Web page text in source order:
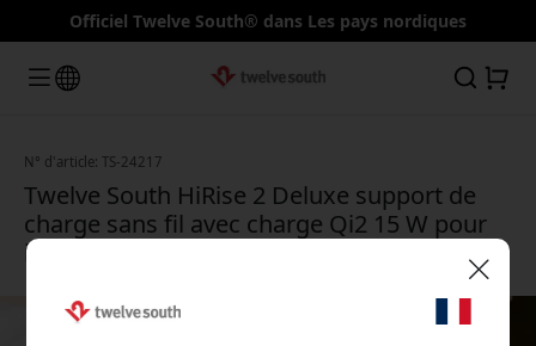
Officiel Twelve South® dans Les pays nordiques
N° d'article: TS-24217
Twelve South HiRise 2 Deluxe support de
charge sans fil avec charge Qi2 15 W pour
iPhone et AirPods - Bleu glacier
🎉 Votre code de réduction :